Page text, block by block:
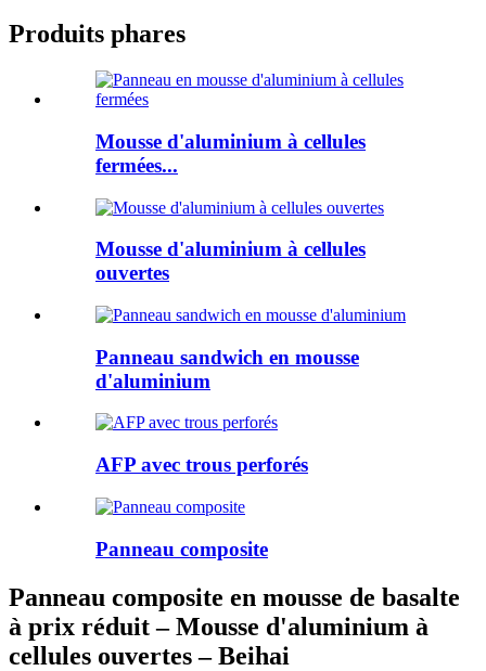
Produits phares
Mousse d'aluminium à cellules
fermées...
Mousse d'aluminium à cellules
ouvertes
Panneau sandwich en mousse
d'aluminium
AFP avec trous perforés
Panneau composite
Panneau composite en mousse de basalte
à prix réduit – Mousse d'aluminium à
cellules ouvertes – Beihai